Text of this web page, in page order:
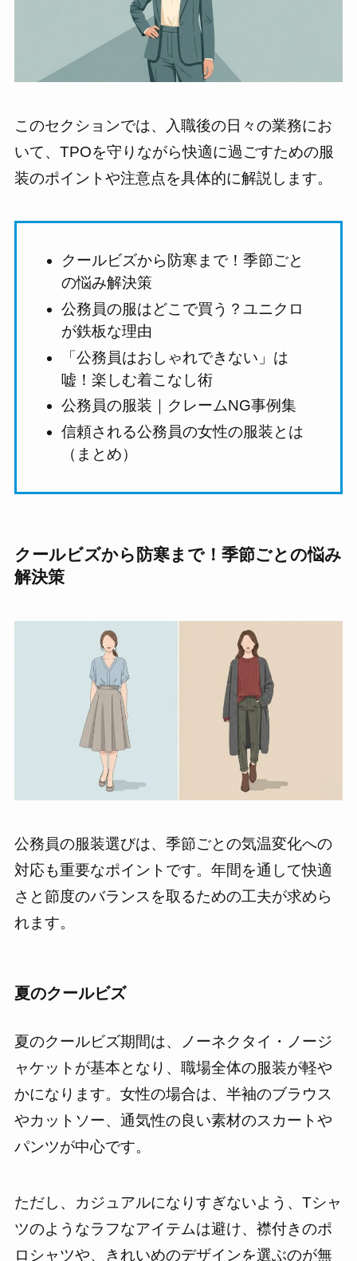
このセクションでは、入職後の日々の業務にお
いて、TPOを守りながら快適に過ごすための服
装のポイントや注意点を具体的に解説します。
クールビズから防寒まで！季節ごと
の悩み解決策
公務員の服はどこで買う？ユニクロ
が鉄板な理由
「公務員はおしゃれできない」は
嘘！楽しむ着こなし術
公務員の服装｜クレームNG事例集
信頼される公務員の女性の服装とは
（まとめ）
クールビズから防寒まで！季節ごとの悩み
解決策
公務員の服装選びは、季節ごとの気温変化への
対応も重要なポイントです。年間を通して快適
さと節度のバランスを取るための工夫が求めら
れます。
夏のクールビズ
夏のクールビズ期間は、ノーネクタイ・ノージ
ャケットが基本となり、職場全体の服装が軽や
かになります。女性の場合は、半袖のブラウス
やカットソー、通気性の良い素材のスカートや
パンツが中心です。
ただし、カジュアルになりすぎないよう、Tシャ
ツのようなラフなアイテムは避け、襟付きのポ
ロシャツや、きれいめのデザインを選ぶのが無